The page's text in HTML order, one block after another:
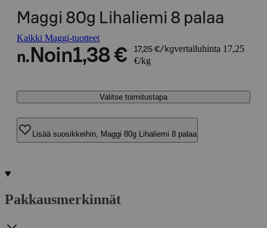
Maggi 80g Lihaliemi 8 palaa
Kaikki Maggi-tuotteet
n. Noin1,38 € 17,25 €/kgvertailuhinta 17,25
€/kg
Valitse toimitustapa
Lisää suosikkeihin, Maggi 80g Lihaliemi 8 palaa
Pakkausmerkinnät